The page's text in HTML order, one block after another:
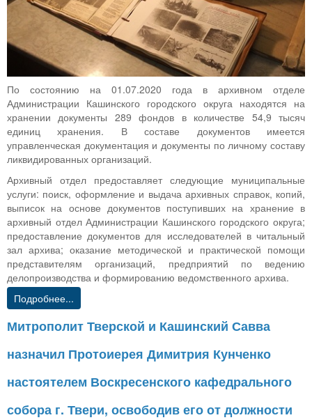
По состоянию на 01.07.2020 года в архивном отделе
Администрации Кашинского городского округа находятся на
хранении документы 289 фондов в количестве 54,9 тысяч
единиц хранения. В составе документов имеется
управленческая документация и документы по личному составу
ликвидированных организаций.
Архивный отдел предоставляет следующие муниципальные
услуги: поиск, оформление и выдача архивных справок, копий,
выписок на основе документов поступивших на хранение в
архивный отдел Администрации Кашинского городского округа;
предоставление документов для исследователей в читальный
зал архива; оказание методической и практической помощи
представителям организаций, предприятий по ведению
делопроизводства и формированию ведомственного архива.
Подробнее...
Митрополит Тверской и Кашинский Савва
назначил Протоиерея Димитрия Кунченко
настоятелем Воскресенского кафедрального
собора г. Твери, освободив его от должности